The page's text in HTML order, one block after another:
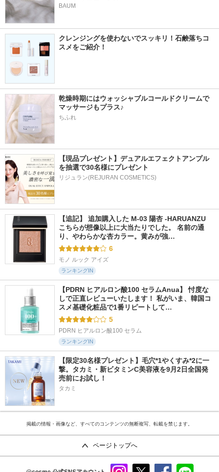
BAUM
クレンジングを使わないでスッキリ！石鹸落ちコ
スメをご紹介！
乾燥時期にはウォッシャブルコールドクリームで
マッサージもプラス♪
ちふれ
【現品プレゼント】デュアルエフェクトアンプル
を抽選で30名様にプレゼント
リジュラン(REJURAN COSMETICS)
【追記】 追加購入した M-03 陽杏 -HARUANZU
こちらが想像以上に大当たりでした。 名前の通
り、やわらかな杏カラー。黄みが強…
6
モノ ルック アイズ
ランキングIN
【PDRN ヒアルロン酸100 セラムAnua】 忖度な
しで正直レビューいたします！ 私がいま、韓国コ
スメ基礎化粧品で1番リピートして…
5
PDRN ヒアルロン酸100 セラム
ランキングIN
【限定30名様プレゼント】毛穴*1やくすみ*2に一
撃。タカミ・新ビタミンC美容液を9月2日全国発
売前にお試し！
タカミ
掲載の情報・画像など、すべてのコンテンツの無断複写、転載を禁じます。
ページトップへ